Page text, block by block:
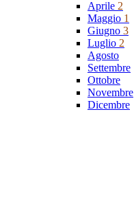
Aprile 2
Maggio 1
Giugno 3
Luglio 2
Agosto
Settembre
Ottobre
Novembre
Dicembre